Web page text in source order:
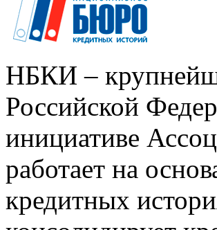
НБКИ –
Российской
инициативе
работает на
кредитных